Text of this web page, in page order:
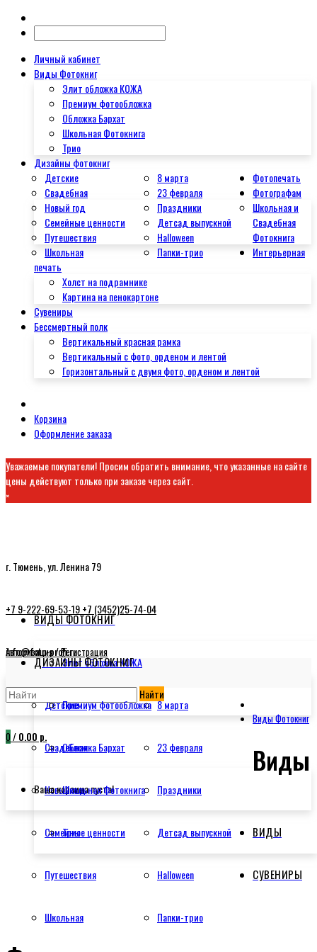
Личный кабинет
Виды Фотокниг
Элит обложка КОЖА
Премиум фотообложка
Обложка Бархат
Школьная Фотокнига
Трио
Дизайны фотокниг
Детские
Свадебная
Новый год
Семейные ценности
Путешествия
Школьная
8 марта
23 февраля
Праздники
Детсад выпускной
Halloween
Папки-трио
Фотопечать
Фотографам
Школьная и
Свадебная
Фотокнига
Интерьерная
печать
Холст на подрамнике
Картина на пенокартоне
Сувениры
Бессмертный полк
Вертикальный красная рамка
Вертикальный с фото, орденом и лентой
Горизонтальный с двумя фото, орденом и лентой
Корзина
Оформление заказа
Уважаемые покупатели! Просим обратить внимание, что указанные на сайте
цены действуют только при заказе через сайт.
×
г. Тюмень, ул. Ленина 79
+7 9-222-69-53-19+7 (3452)25-74-04
info@foto-profi.ru
Авторизация / Регистрация
Найти
0 / 0.00 р.
Ваша корзина пуста!
ВИДЫ ФОТОКНИГ
Элит обложка КОЖА
Премиум фотообложка
Обложка Бархат
Школьная Фотокнига
Трио
ДИЗАЙНЫ ФОТОКНИГ
Детские
Свадебная
Новый год
Семейные ценности
Путешествия
Школьная
8 марта
23 февраля
Праздники
Детсад выпускной
Halloween
Папки-трио
ВИДЫ
СУВЕНИРЫ
Виды Фотокниг
Виды